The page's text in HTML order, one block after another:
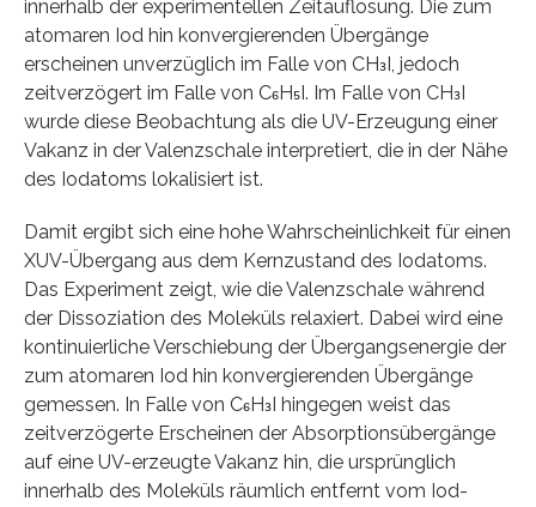
innerhalb der experimentellen Zeitauflösung. Die zum
atomaren Iod hin konvergierenden Übergänge
erscheinen unverzüglich im Falle von CH₃I, jedoch
zeitverzögert im Falle von C₆H₅I. Im Falle von CH₃I
wurde diese Beobachtung als die UV-Erzeugung einer
Vakanz in der Valenzschale interpretiert, die in der Nähe
des Iodatoms lokalisiert ist.
Damit ergibt sich eine hohe Wahrscheinlichkeit für einen
XUV-Übergang aus dem Kernzustand des Iodatoms.
Das Experiment zeigt, wie die Valenzschale während
der Dissoziation des Moleküls relaxiert. Dabei wird eine
kontinuierliche Verschiebung der Übergangsenergie der
zum atomaren Iod hin konvergierenden Übergänge
gemessen. In Falle von C₆H₃I hingegen weist das
zeitverzögerte Erscheinen der Absorptionsübergänge
auf eine UV-erzeugte Vakanz hin, die ursprünglich
innerhalb des Moleküls räumlich entfernt vom Iod-